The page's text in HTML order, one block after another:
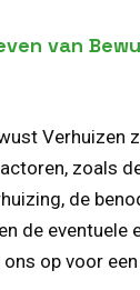
van
Verhuizen
zoals
de
de eventuele
op voor